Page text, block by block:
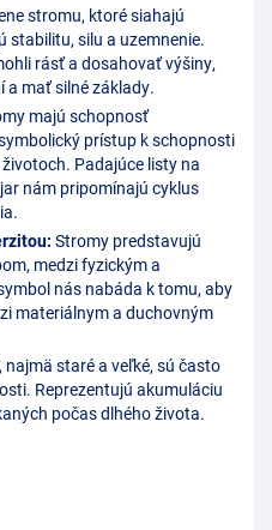
stromu, ktoré siahajú
stabilitu, silu a uzemnenie.
rásť a dosahovať výšiny,
a mať silné základy.
majú schopnosť
prístup k schopnosti
Padajúce listy na
nám pripomínajú cyklus
Stromy predstavujú
medzi fyzickým a
nás nabáda k tomu, aby
materiálnym a duchovným
najmä staré a veľké, sú často
Reprezentujú akumuláciu
počas dlhého života.